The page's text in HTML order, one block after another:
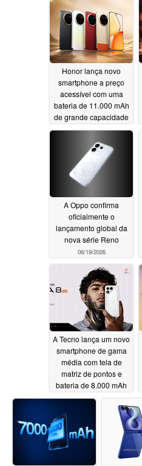
Honor lança novo
smartphone a preço
acessível com uma
bateria de 11.000 mAh
de grande capacidade
06/23/2026
A Oppo confirma
oficialmente o
lançamento global da
nova série Reno
06/19/2026
A Tecno lança um novo
smartphone de gama
média com tela de
matriz de pontos e
bateria de 8.000 mAh
06/12/2026